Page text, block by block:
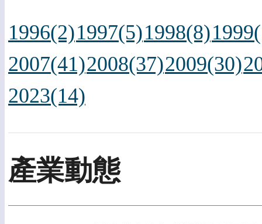
1996(2)1997(5)1998(8)
2007(41)2008(37)2009(30)
2023(14)
產業動態